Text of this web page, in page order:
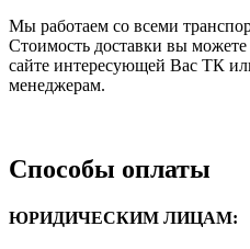
Мы работаем со всеми
Стоимость доставки вы можете
сайте интересующей Вас ТК
менеджерам.
Способы оплаты
ЮРИДИЧЕСКИМ ЛИЦАМ: